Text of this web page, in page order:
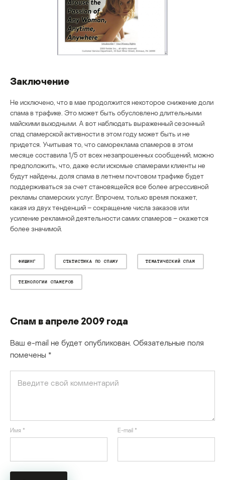
Заключение
Не исключено, что в мае продолжится некоторое снижение доли
спама в трафике. Это может быть обусловлено длительными
майскими выходными. А вот наблюдать выраженный сезонный
спад спамерской активности в этом году может быть и не
придется. Учитывая то, что самореклама спамеров в этом
месяце составила 1/5 от всех незапрошенных сообщений, можно
предположить, что, даже если искомые спамерами клиенты не
будут найдены, доля спама в летнем почтовом трафике будет
поддерживаться за счет становящейся все более агрессивной
рекламы спамерских услуг. Впрочем, только время покажет,
какая из двух тенденций – сокращение числа заказов или
усиление рекламной деятельности самих спамеров – окажется
более значимой.
ФИШИНГ СТАТИСТИКА ПО СПАМУ ТЕМАТИЧЕСКИЙ СПАМ
ТЕХНОЛОГИИ СПАМЕРОВ
Спам в апреле 2009 года
Ваш e-mail не будет опубликован. Обязательные поля
помечены *
Имя * E-mail *